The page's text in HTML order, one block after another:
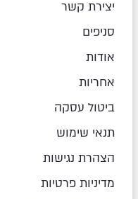
יצירת קשר
סניפים
אודות
אחריות
ביטול עסקה
תנאי שימוש
הצהרת נגישות
מדיניות פרטיות